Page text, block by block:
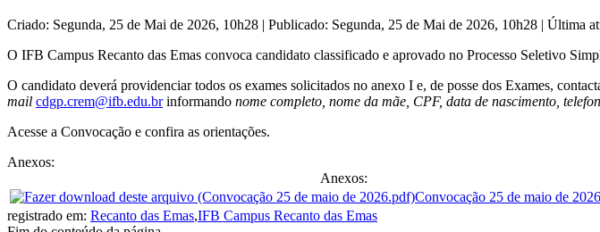
Criado: Segunda, 25 de Mai de 2026, 10h28 | Publicado: Segunda, 25 de Mai de 2026, 10h28 | Última
O IFB Campus Recanto das Emas convoca candidato classificado e aprovado no Processo Seletivo
O candidato deverá providenciar todos os exames solicitados no anexo I e, de posse dos Exames,
mail cdgp.crem@ifb.edu.brinformando nome completo, nome da mãe, CPF, data de nascimento,
Acesse a Convocação e confira as orientações.
Anexos:
Anexos:
Convocação 25 de maio de
registrado em: Recanto das Emas,IFB Campus Recanto das Emas